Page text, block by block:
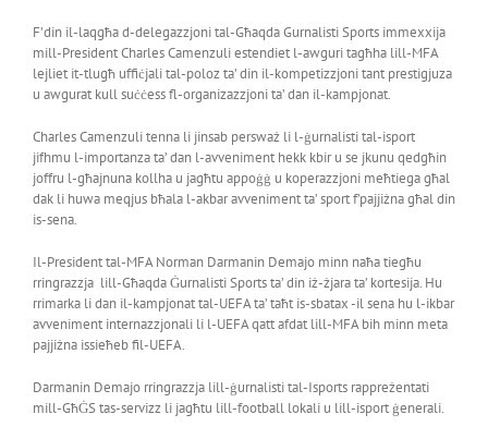
F’din il-laqgħa d-delegazzjoni tal-Għaqda Gurnalisti Sports immexxija
mill-President Charles Camenzuli estendiet l-awguri tagħha lill-MFA
lejliet it-tlugħ uffiċjali tal-poloz ta’ din il-kompetizzjoni tant prestigjuza
u awgurat kull suċċess fl-organizazzjoni ta’ dan il-kampjonat.
Charles Camenzuli tenna li jinsab persważ li l-ġurnalisti tal-isport
jifhmu l-importanza ta’ dan l-avveniment hekk kbir u se jkunu qedgħin
joffru l-għajnuna kollha u jagħtu appoġġ u koperazzjoni meħtiega għal
dak li huwa meqjus bħala l-akbar avveniment ta’ sport f’pajjiżna għal din
is-sena.
Il-President tal-MFA Norman Darmanin Demajo minn naħa tiegħu
rringrazzja lill-Għaqda Ġurnalisti Sports ta’ din iż-żjara ta’ kortesija. Hu
rrimarka li dan il-kampjonat tal-UEFA ta’ taħt is-sbatax -il sena hu l-ikbar
avveniment internazzjonali li l-UEFA qatt afdat lill-MFA bih minn meta
pajjiżna issieħeb fil-UEFA.
Darmanin Demajo rringrazzja lill-ġurnalisti tal-Isports rappreżentati
mill-GħĠS tas-servizz li jagħtu lill-football lokali u lill-isport ġenerali.